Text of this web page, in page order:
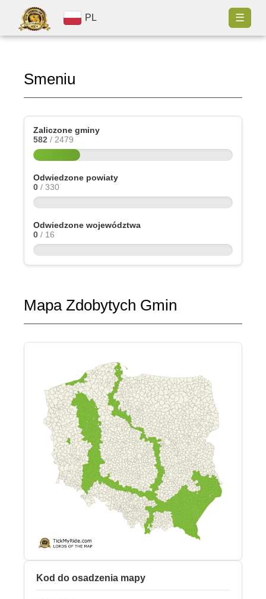
PL ☰
Smeniu
Zaliczone gminy
582 / 2479
Odwiedzone powiaty
0 / 330
Odwiedzone województwa
0 / 16
Mapa Zdobytych Gmin
Kod do osadzenia mapy